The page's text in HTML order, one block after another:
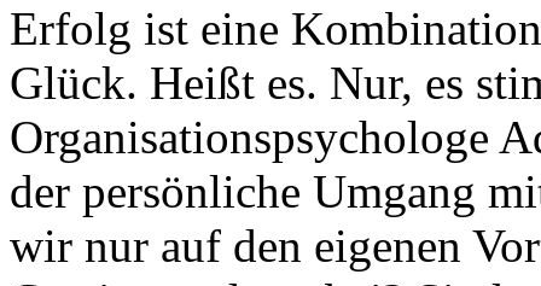
Erfolg ist eine
Glück. Heißt es. Nur, es
Organisationspsychologe
der persönliche Umgang
wir nur auf den eigenen